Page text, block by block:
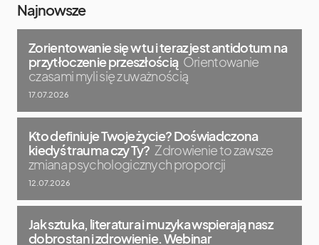
Najnowsze
Zorientowanie się w tu i teraz jest antidotum na
przytłoczenie przeszłością Orientowanie
czasami myli się z uważnością
17.07.2026
Kto definiuje Twoje życie? Doświadczona
kiedyś trauma czy Ty? Zdrowienie to zawsze
zmiana psychologicznych proporcji
12.07.2026
Jak sztuka, literatura i muzyka wspierają nasz
dobrostan i zdrowienie. Webinar